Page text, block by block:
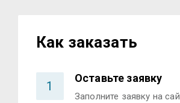
Как заказать
1
Оставьте заявку
Заполните заявку на